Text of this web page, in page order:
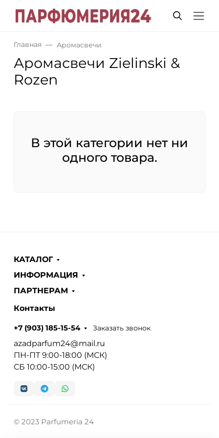
Главная Аромасвечи
Аромасвечи Zielinski &
Rozen
В этой категории нет ни
одного товара.
КАТАЛОГ
ИНФОРМАЦИЯ
ПАРТНЕРАМ
Контакты
+7 (903) 185-15-54 Заказать звонок
azadparfum24@mail.ru
ПН-ПТ 9:00-18:00 (МСК)
СБ 10:00-15:00 (МСК)
© 2023 Parfumeria 24